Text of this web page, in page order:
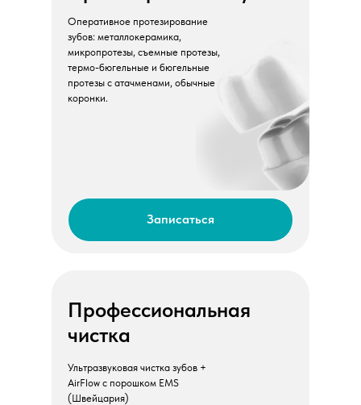
Записаться
Профессиональная
чистка
Ультразвуковая чистка зубов +
AirFlow с порошком EMS
(Швейцария)
Оперативное протезирование
зубов: металлокерамика,
микропротезы, съемные протезы,
термо-бюгельные и бюгельные
протезы с атачменами, обычные
коронки.